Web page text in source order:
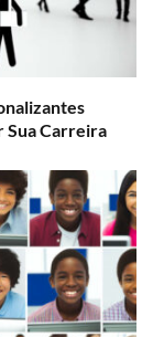
Sua Carreira